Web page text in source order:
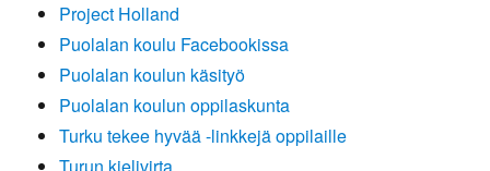
Project Holland
Puolalan koulu Facebookissa
Puolalan koulun käsityö
Puolalan koulun oppilaskunta
Turku tekee hyvää -linkkejä oppilaille